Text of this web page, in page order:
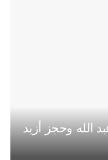
الله وحجز أزيد